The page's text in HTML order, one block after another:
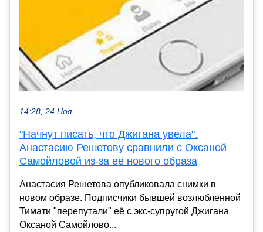
14:28, 24 Ноя
"Начнут писать, что Джигана увела".
Анастасию Решетову сравнили с Оксаной
Самойловой из-за её нового образа
Анастасия Решетова опубликовала снимки в
новом образе. Подписчики бывшей возлюбленной
Тимати "перепутали" её с экс-супругой Джигана
Оксаной Самойлово...